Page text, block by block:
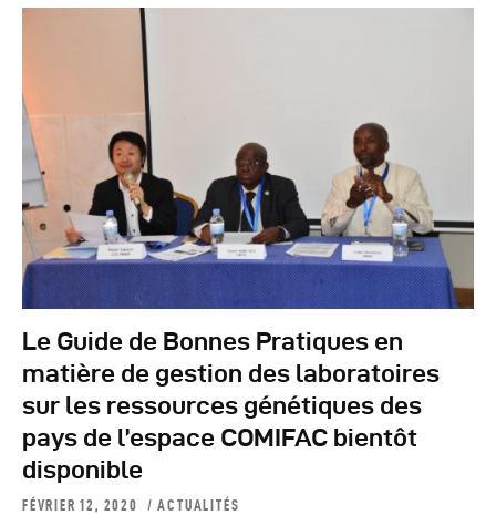
Le Guide de Bonnes Pratiques en
matière de gestion des laboratoires
sur les ressources génétiques des
pays de l’espace COMIFAC bientôt
disponible
FÉVRIER 12, 2020 ACTUALITÉS